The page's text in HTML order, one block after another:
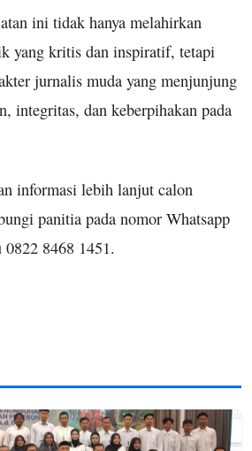
ini tidak hanya melahirkan
yang kritis dan inspiratif, tetapi
jurnalis muda yang menjunjung
integritas, dan keberpihakan pada
informasi lebih lanjut calon
panitia pada nomor Whatsapp
0822 8468 1451.